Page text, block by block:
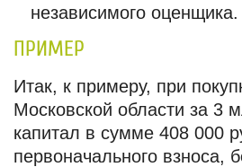
независимого оценщика.
ПРИМЕР
Итак, к примеру, при
Московской области за 3
капитал в сумме 408 000
первоначального взноса,